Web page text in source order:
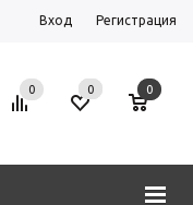
Вход Регистрация
0 0 0